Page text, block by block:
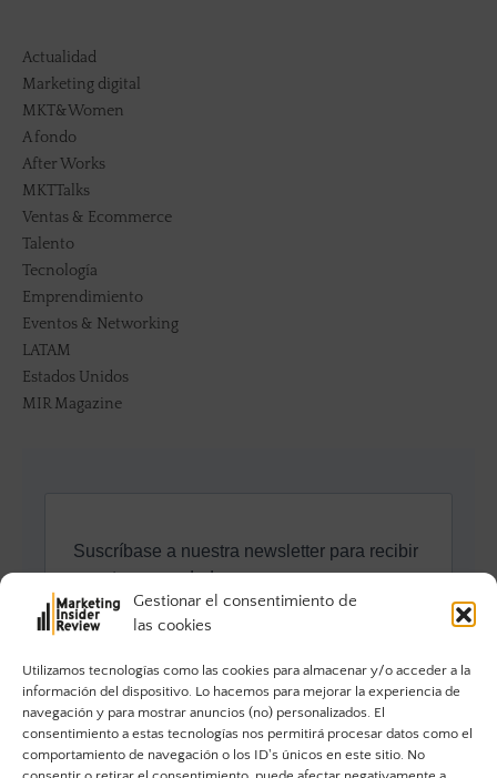
Gestionar el consentimiento de
las cookies
Utilizamos tecnologías como las cookies para almacenar y/o acceder a la
información del dispositivo. Lo hacemos para mejorar la experiencia de
navegación y para mostrar anuncios (no) personalizados. El
consentimiento a estas tecnologías nos permitirá procesar datos como el
comportamiento de navegación o los ID's únicos en este sitio. No
Actualidad
Marketing digital
MKT&Women
A fondo
After Works
MKTTalks
Ventas & Ecommerce
Talento
Tecnología
Emprendimiento
Eventos & Networking
LATAM
Estados Unidos
MIR Magazine